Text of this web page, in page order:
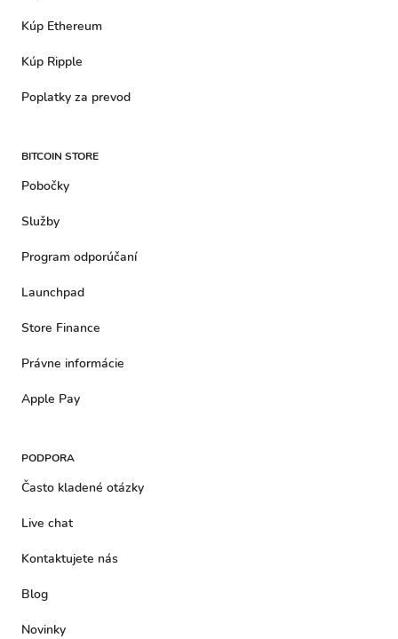
Kúp Ethereum
Kúp Ripple
Poplatky za prevod
BITCOIN STORE
Pobočky
Služby
Program odporúčaní
Launchpad
Store Finance
Právne informácie
Apple Pay
PODPORA
Často kladené otázky
Live chat
Kontaktujete nás
Blog
Novinky